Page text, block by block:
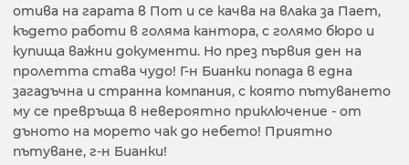
отива на гарата в Пот и се качва на влака за Пает,
където работи в голяма кантора, с голямо бюро и
купища важни документи. Но през първия ден на
пролетта става чудо! Г-н Бианки попада в една
загадъчна и странна компания, с която пътуването
му се превръща в невероятно приключение - от
дъното на морето чак до небето! Приятно
пътуване, г-н Бианки!